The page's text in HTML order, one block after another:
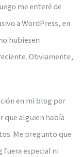
me enteré de
a WordPress, en
hubiesen
Obviamente,
en mi blog por
que alguien había
Me pregunto que
fuera especial ni